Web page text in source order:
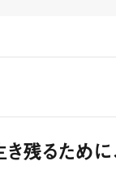
残るために